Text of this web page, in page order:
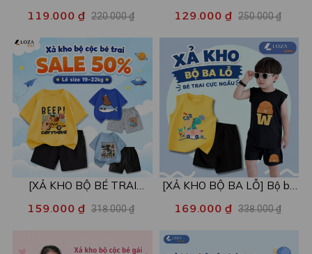
mẫu - Áo trẻ em từ 15-42kg
- Loza Kids XPL001
119.000 ₫ 220.000 ₫
còn 99k/c - Loza XA016
129.000 ₫ 250.000 ₫
[XẢ KHO BỘ BÉ TRAI
nhiều mẫu - Quần áo bé trai
XB003
159.000 ₫ 318.000 ₫
[XẢ KHO BỘ BA LỖ] Bộ ba
size từ 15-40kg - Quần áo
bé trai - Loza Kids XABL01
169.000 ₫ 338.000 ₫